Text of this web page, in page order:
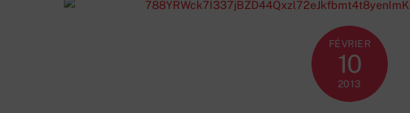
FÉVRIER
10
2013